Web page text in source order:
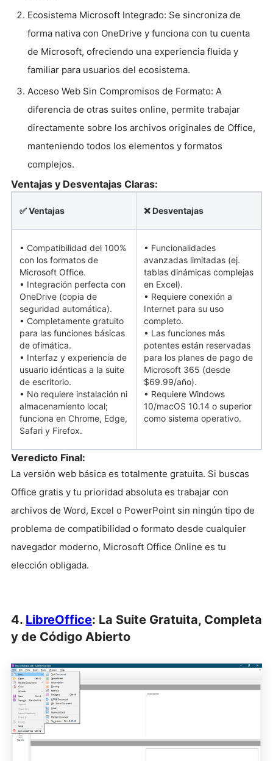
Ecosistema Microsoft Integrado: Se sincroniza de
forma nativa con OneDrive y funciona con tu cuenta
de Microsoft, ofreciendo una experiencia fluida y
familiar para usuarios del ecosistema.
Acceso Web Sin Compromisos de Formato: A
diferencia de otras suites online, permite trabajar
directamente sobre los archivos originales de Office,
manteniendo todos los elementos y formatos
complejos.
Ventajas y Desventajas Claras:
✅ Ventajas ❌ Desventajas
• Compatibilidad del 100%
con los formatos de
Microsoft Office.
• Integración perfecta con
OneDrive (copia de
seguridad automática).
• Completamente gratuito
para las funciones básicas
de ofimática.
• Interfaz y experiencia de
usuario idénticas a la suite
de escritorio.
• No requiere instalación ni
almacenamiento local;
funciona en Chrome, Edge,
Safari y Firefox.
• Funcionalidades
avanzadas limitadas (ej.
tablas dinámicas complejas
en Excel).
• Requiere conexión a
Internet para su uso
completo.
• Las funciones más
potentes están reservadas
para los planes de pago de
Microsoft 365 (desde
$69.99/año).
• Requiere Windows
10/macOS 10.14 o superior
como sistema operativo.
Veredicto Final:
La versión web básica es totalmente gratuita. Si buscas
Office gratis y tu prioridad absoluta es trabajar con
archivos de Word, Excel o PowerPoint sin ningún tipo de
problema de compatibilidad o formato desde cualquier
navegador moderno, Microsoft Office Online es tu
elección obligada.
4. LibreOffice: La Suite Gratuita, Completa
y de Código Abierto